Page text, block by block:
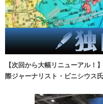
【次回から大幅リニューアル
際ジャーナリスト・ビニシウス氏